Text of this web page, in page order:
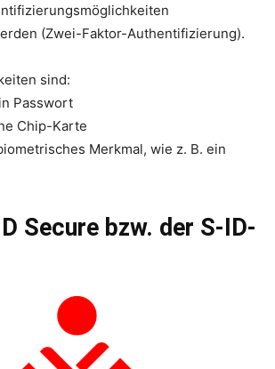
(Zwei-Faktor-Authentifizierung).
sind:
Passwort
Chip-Karte
Merkmal, wie z. B. ein
Secure bzw. der S-ID-